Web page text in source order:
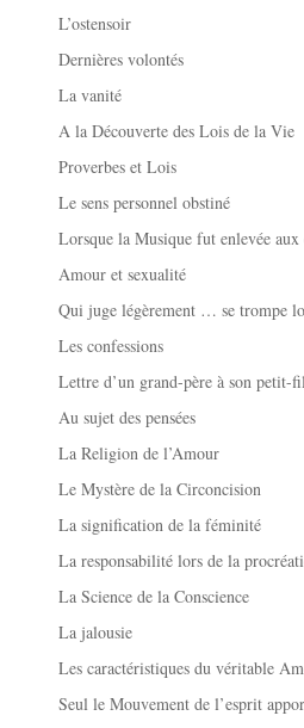
L’ostensoir
Dernières volontés
La vanité
A la Découverte des Lois de la Vie
Proverbes et Lois
Le sens personnel obstiné
Lorsque la Musique fut enlevée
Amour et sexualité
Qui juge légèrement … se trompe
Les confessions
Lettre d’un grand-père à son petit-
Au sujet des pensées
La Religion de l’Amour
Le Mystère de la Circoncision
La signification de la féminité
La responsabilité lors de la
La Science de la Conscience
La jalousie
Les caractéristiques du véritable
Seul le Mouvement de l’esprit